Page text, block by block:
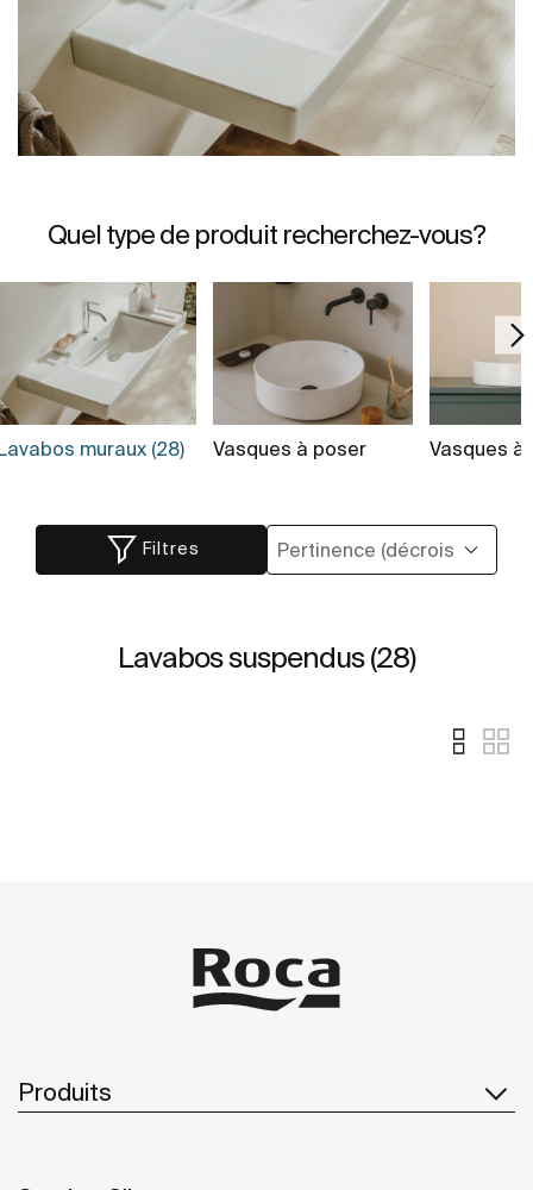
Quel type de produit recherchez-vous?
muraux (28) Vasques à poser Vasques à
Filtres
Lavabos suspendus (28)
Produits